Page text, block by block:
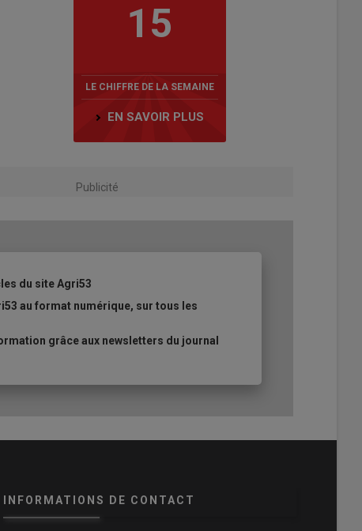
15
LE CHIFFRE DE LA SEMAINE
EN SAVOIR PLUS
Publicité
du site Agri53
au format numérique, sur tous les
grâce aux newsletters du journal
INFORMATIONS DE CONTACT